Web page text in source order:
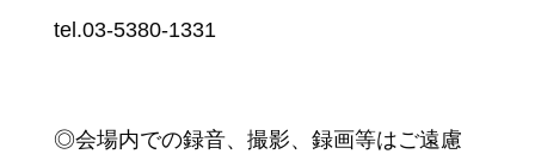
tel.03-5380-1331
◎会場内での録音、撮影、録画等はご遠慮